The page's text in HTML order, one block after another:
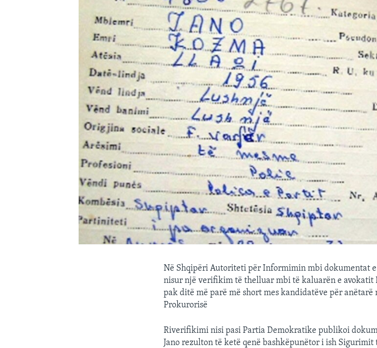
Në Shqipëri Autoriteti për Informimin mbi dokumentat
nisur një verifikim të thelluar mbi të kaluarën e avokatit
pak ditë më parë më short mes kandidatëve për anëtarë
Prokurorisë
Riverifikimi nisi pasi Partia Demokratike publikoi
Jano rezulton të ketë qenë bashkëpunëtor i ish